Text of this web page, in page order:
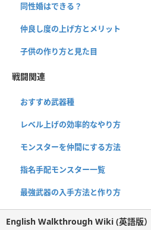
同性婚はできる？
仲良し度の上げ方とメリット
子供の作り方と見た目
戦闘関連
おすすめ武器種
レベル上げの効率的なやり方
モンスターを仲間にする方法
指名手配モンスター一覧
最強武器の入手方法と作り方
English Walkthrough Wiki (英語版）